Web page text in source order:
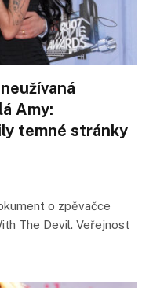
Amy:
temné stránky
o zpěvačce
The Devil. Veřejnost